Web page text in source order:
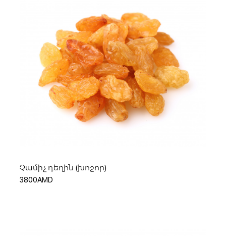
Չամիչ դեղին (խոշոր)
3800AMD
Ավելացնել զամբյուղ